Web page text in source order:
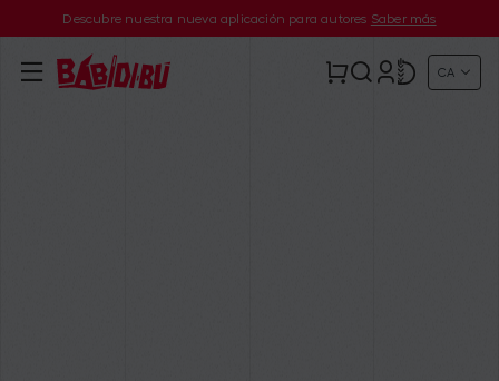
Descubre nuestra nueva aplicación para autores Saber más
CA